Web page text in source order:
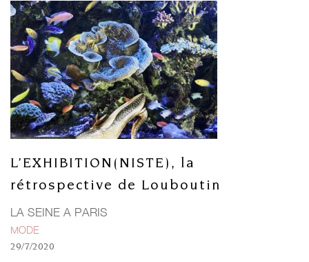
L’EXHIBITION(NISTE), la
rétrospective de Louboutin
LA SEINE A PARIS
MODE
29/7/2020